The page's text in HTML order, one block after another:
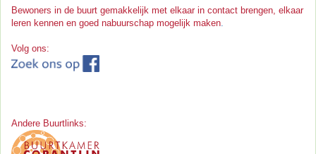
Bewoners in de buurt gemakkelijk met elkaar in contact brengen, elkaar
leren kennen en goed nabuurschap mogelijk maken
Volg ons:
Andere Buurtlinks: